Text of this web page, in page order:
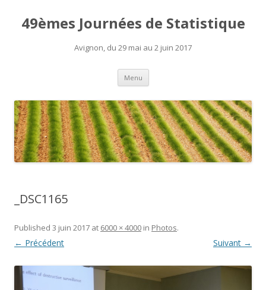
49èmes Journées de Statistique
Avignon, du 29 mai au 2 juin 2017
Menu Aller
contenu
_DSC1165
Published 3 juin 2017 at 6000 × 4000 in Photos.
← Précédent Suivant →